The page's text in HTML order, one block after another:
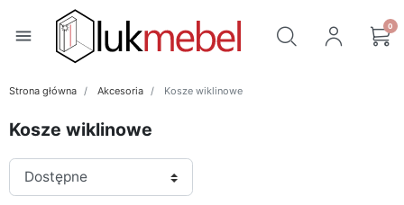
menu 0
Strona główna Akcesoria Kosze wiklinowe
Kosze wiklinowe